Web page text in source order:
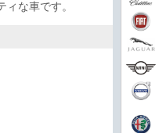
な車です。
コ
まさ